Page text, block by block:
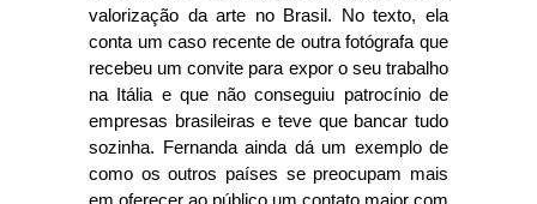
valorização da arte no Brasil. No texto, ela
conta um caso recente de outra fotógrafa que
recebeu um convite para expor o seu trabalho
na Itália e que não conseguiu patrocínio de
empresas brasileiras e teve que bancar tudo
sozinha. Fernanda ainda dá um exemplo de
como os outros países se preocupam mais
em oferecer ao público um contato maior com